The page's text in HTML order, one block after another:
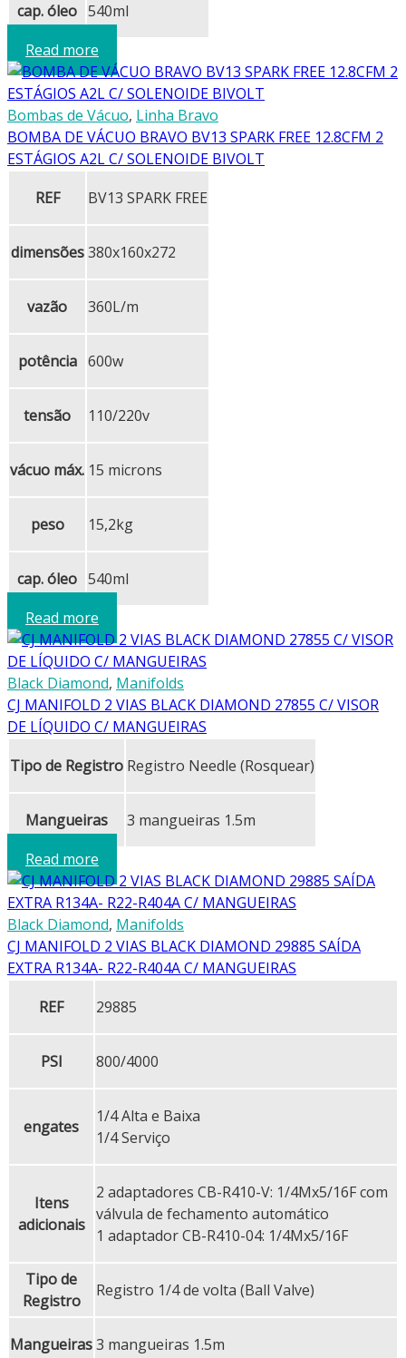
cap. óleo 540ml
Read more
Bombas de Vácuo, Linha Bravo
BOMBA DE VÁCUO BRAVO BV13 SPARK FREE 12.8CFM 2
ESTÁGIOS A2L C/ SOLENOIDE BIVOLT
REF
BV13 SPARK FREE
dimensões 380x160x272
vazão 360L/m
potência 600w
tensão 110/220v
vácuo máx. 15 microns
peso 15,2kg
cap. óleo 540ml
Read more
Black Diamond, Manifolds
CJ MANIFOLD 2 VIAS BLACK DIAMOND 27855 C/ VISOR
DE LÍQUIDO C/ MANGUEIRAS
Tipo de Registro Registro Needle (Rosquear)
Mangueiras
3 mangueiras 1.5m
Read more
Black Diamond, Manifolds
CJ MANIFOLD 2 VIAS BLACK DIAMOND 29885 SAÍDA
EXTRA R134A- R22-R404A C/ MANGUEIRAS
REF
29885
PSI 800/4000
engates
1/4 Alta e Baixa
1/4 Serviço
Itens
adicionais
2 adaptadores CB-R410-V: 1/4Mx5/16F com
válvula de fechamento automático
1 adaptador CB-R410-04: 1/4Mx5/16F
Tipo de
Registro
Registro 1/4 de volta (Ball Valve)
Mangueiras3 mangueiras 1.5m